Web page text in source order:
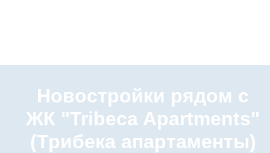
Новостройки рядом с
ЖК "Tribeca Apartments"
(Трибека апартаменты)